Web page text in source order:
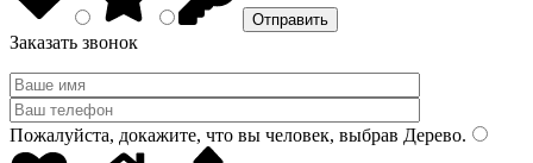
Заказать звонок
Пожалуйста, докажите, что вы человек, выбрав Дерево.